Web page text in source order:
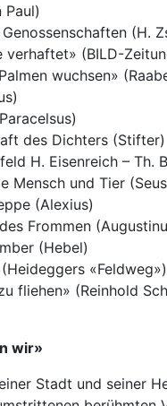
Paul)
(H.
verhaftet» (BILD-
wuchsen»
des Dichters (Stifter)
H. Eisenreich – Th.
Mensch und Tier
(Alexius)
Frommen
(Hebel)
«Feldweg»)
fliehen» (Reinhold
wir»
Stadt und seiner